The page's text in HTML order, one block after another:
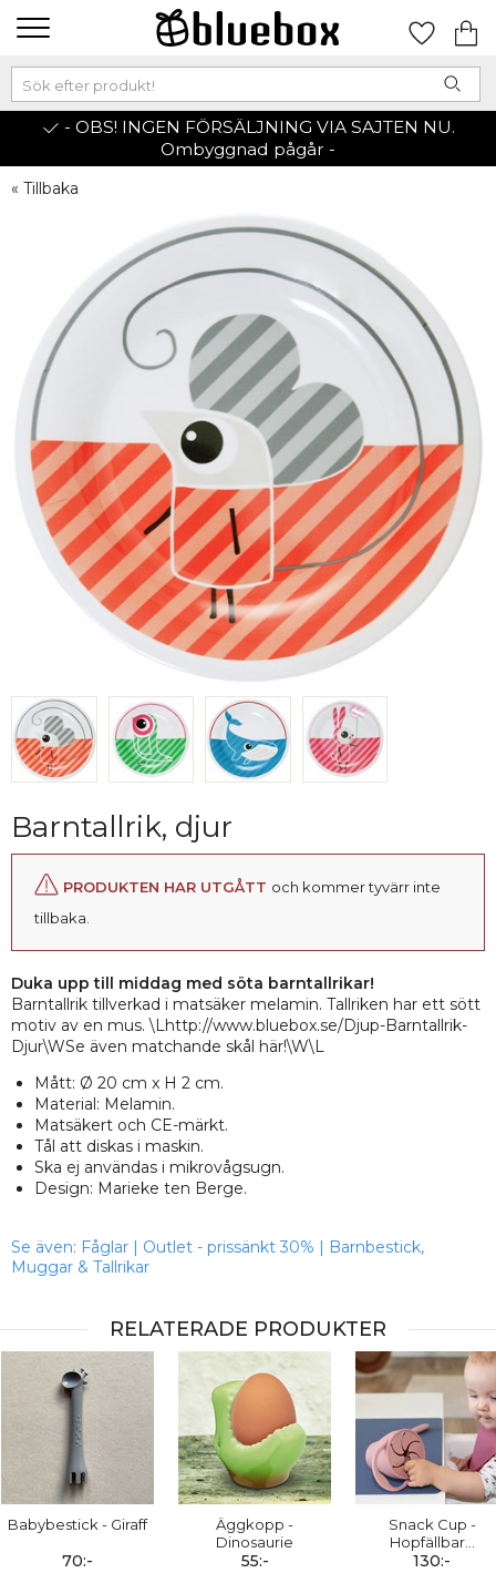
- OBS! INGEN FÖRSÄLJNING VIA SAJTEN NU.
Ombyggnad pågår -
« Tillbaka
Barntallrik, djur
PRODUKTEN HAR UTGÅTT och kommer tyvärr inte
tillbaka.
Duka upp till middag med söta barntallrikar!
Barntallrik tillverkad i matsäker melamin. Tallriken har ett sött
motiv av en mus. \Lhttp://www.bluebox.se/Djup-Barntallrik-
Djur\WSe även matchande skål här!\W\L
Mått: Ø 20 cm x H 2 cm.
Material: Melamin.
Matsäkert och CE-märkt.
Tål att diskas i maskin.
Ska ej användas i mikrovågsugn.
Design: Marieke ten Berge.
Se även: Fåglar | Outlet - prissänkt 30% | Barnbestick,
Muggar & Tallrikar
RELATERADE PRODUKTER
Babybestick - Giraff
70:-
Äggkopp -
Dinosaurie
55:-
Snack Cup -
Hopfällbar…
130:-